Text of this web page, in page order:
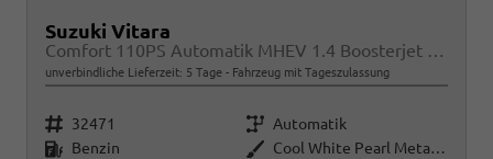
Suzuki Vitara
Comfort 110PS Automatik MHEV 1.4 Boosterjet Klimaautomatik Sitzheizung Navi ACC PDC Rückf.Kamera Suzuki-Radio Apple CarPlay Android Auto Touchscreen 2xKeyless 17-LM
unverbindliche Lieferzeit: 5 Tage Fahrzeug mit Tageszulassung
Fahrzeugnr. 32471 Getriebe Automatik
Kraftstoff Benzin Außenfarbe
Cool White Pearl Metallic